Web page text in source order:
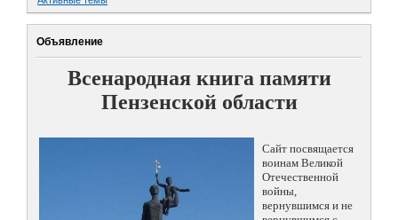
Объявление
Всенародная книга памяти
Пензенской области
Сайт посвящается
воинам Великой
Отечественной
войны,
вернувшимся и не